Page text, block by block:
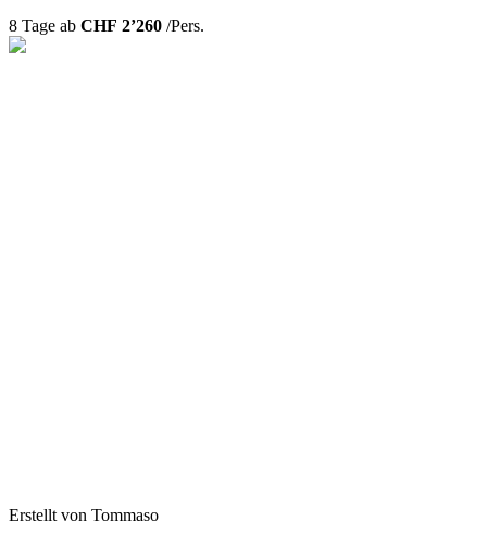
8 Tage ab CHF 2’260 /Pers.
Erstellt von Tommaso